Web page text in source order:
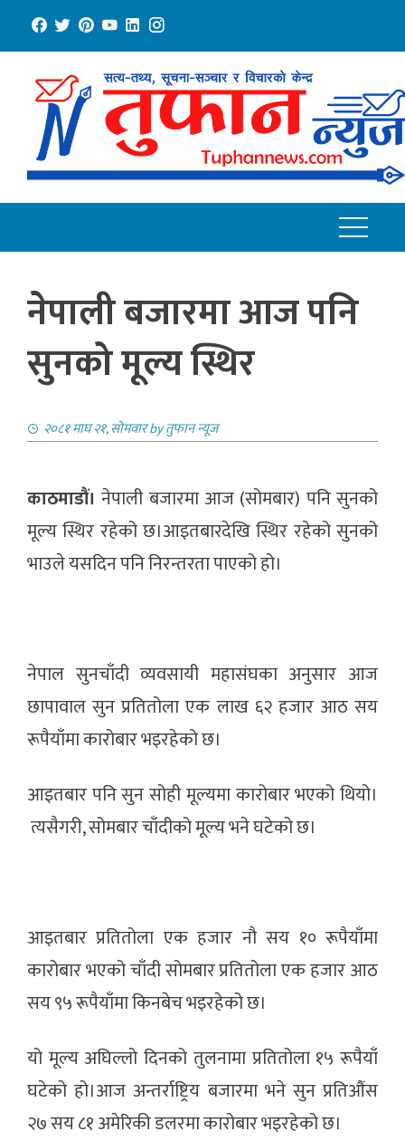
content
नेपाली बजारमा आज पनि
सुनको मूल्य स्थिर
२०८१ माघ २१, सोमवारbyतुफान न्यूज
काठमाडौं। नेपाली बजारमा आज (सोमबार) पनि सुनको
मूल्य स्थिर रहेको छ।आइतबारदेखि स्थिर रहेको सुनको
भाउले यसदिन पनि निरन्तरता पाएको हो।
नेपाल सुनचाँदी व्यवसायी महासंघका अनुसार आज
छापावाल सुन प्रतितोला एक लाख ६२ हजार आठ सय
रूपैयाँमा कारोबार भइरहेको छ।
आइतबार पनि सुन सोही मूल्यमा कारोबार भएको थियो।
त्यसैगरी, सोमबार चाँदीको मूल्य भने घटेको छ।
आइतबार प्रतितोला एक हजार नौ सय १० रूपैयाँमा
कारोबार भएको चाँदी सोमबार प्रतितोला एक हजार आठ
सय ९५ रूपैयाँमा किनबेच भइरहेको छ।
यो मूल्य अघिल्लो दिनको तुलनामा प्रतितोला १५ रूपैयाँ
घटेको हो।आज अन्तर्राष्ट्रिय बजारमा भने सुन प्रतिऔंस
२७ सय ८१ अमेरिकी डलरमा कारोबार भइरहेको छ।